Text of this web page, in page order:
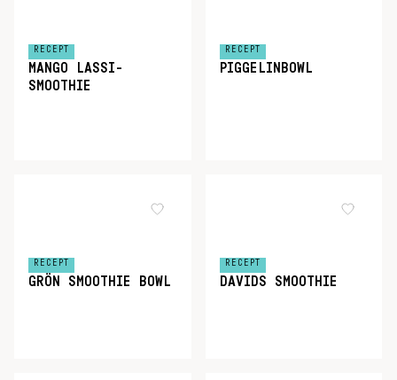
RECEPT
MANGO LASSI-
SMOOTHIE
RECEPT
PIGGELINBOWL
RECEPT
GRÖN SMOOTHIE BOWL
RECEPT
DAVIDS SMOOTHIE